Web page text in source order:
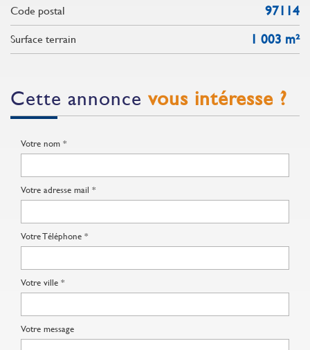
Code postal 97114
surface terrain 1 003 m²
cette annonce vous intéresse ?
Votre nom *
Votre adresse mail *
Votre Téléphone *
Votre ville *
Votre message